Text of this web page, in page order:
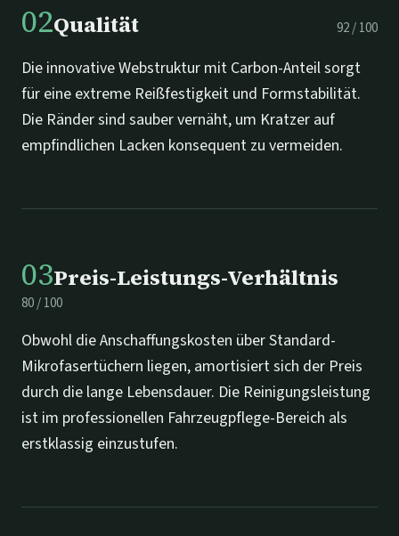
02Qualität 92/100
Die innovative Webstruktur mit Carbon-Anteil sorgt
für eine extreme Reißfestigkeit und Formstabilität.
Die Ränder sind sauber vernäht, um Kratzer auf
empfindlichen Lacken konsequent zu vermeiden.
03Preis-Leistungs-Verhältnis
80/100
Obwohl die Anschaffungskosten über Standard-
Mikrofasertüchern liegen, amortisiert sich der Preis
durch die lange Lebensdauer. Die Reinigungsleistung
ist im professionellen Fahrzeugpflege-Bereich als
erstklassig einzustufen.